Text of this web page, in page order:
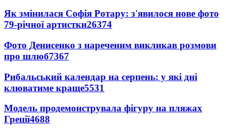
Як змінилася Софія Ротару: з'явилося нове фото
79-річної артистки26374
Фото Денисенко з нареченим викликав розмови
про шлюб7367
Рибальський календар на серпень: у які дні
клюватиме краще5531
Модель продемонструвала фігуру на пляжах
Греції4688